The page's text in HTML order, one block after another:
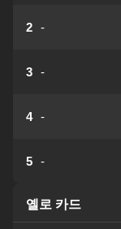
2 -
3 -
4 -
5 -
옐로 카드